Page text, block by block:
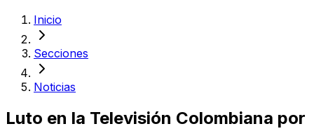
Inicio
Secciones
Noticias
Luto en la Televisión Colombiana por